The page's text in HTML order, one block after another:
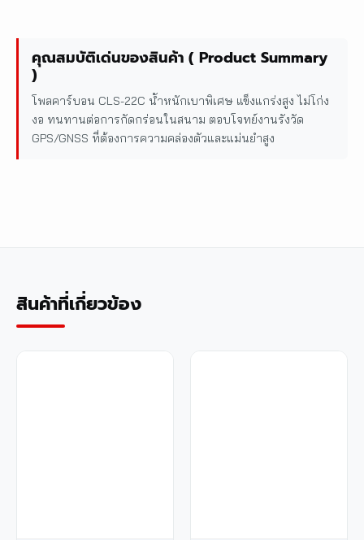
คุณสมบัติเด่นของสินค้า ( Product Summary
)
โพลคาร์บอน CLS-22C น้ำหนักเบาพิเศษ แข็งแกร่งสูง ไม่โก่ง
งอ ทนทานต่อการกัดกร่อนในสนาม ตอบโจทย์งานรังวัด
GPS/GNSS ที่ต้องการความคล่องตัวและแม่นยำสูง
สินค้าที่เกี่ยวข้อง